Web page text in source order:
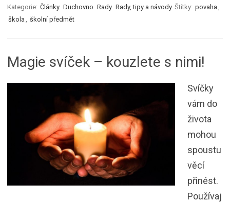
Kategorie: Články Duchovno Rady Rady, tipy a návody Štítky: povaha
škola
školní předmět
Magie svíček – kouzlete s nimi!
Svíčky
vám do
života
mohou
spoustu
věcí
přinést.
Používaj